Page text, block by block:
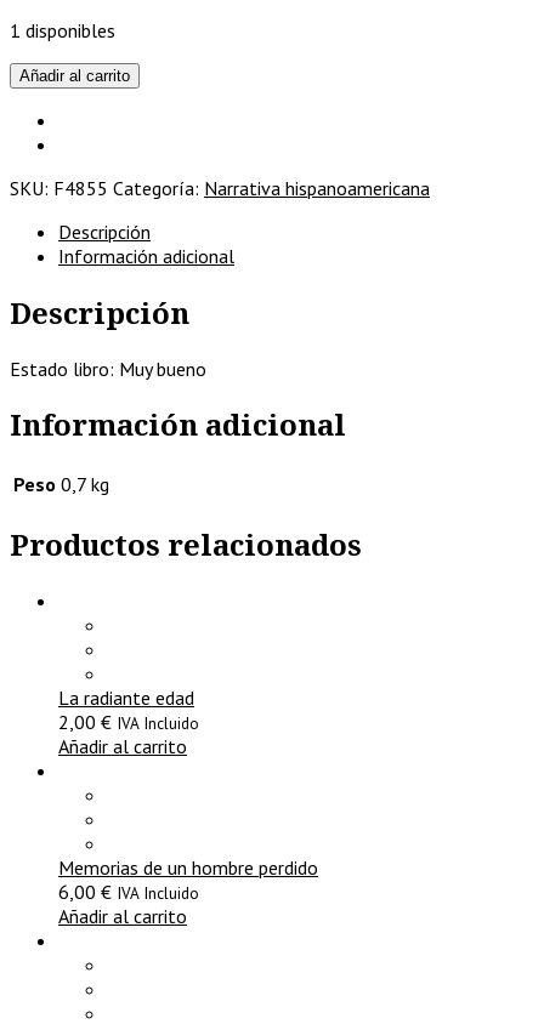
1 disponibles
Las
maléficas
/Mikel
Azurmendi
cantidad
Añadir al carrito
SKU: F4855 Categoría: Narrativa hispanoamericana
Descripción
Información adicional
Descripción
Estado libro: Muy bueno
Información adicional
Peso 0,7 kg
Productos relacionados
La radiante edad
2,00 € IVA Incluido
Añadir al carrito
Memorias de un hombre perdido
6,00 € IVA Incluido
Añadir al carrito